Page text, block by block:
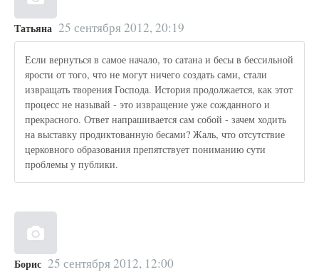
Татьяна 25 сентября 2012, 20:19
Если вернуться в самое начало, то сатана и бесы в бессильной
ярости от того, что не могут ничего создать сами, стали
извращать творения Господа. История продолжается, как этот
процесс не называй - это извращение уже сожданного и
прекрасного. Ответ напрашивается сам собой - зачем ходить
на выставку продиктованную бесами? Жаль, что отсутствие
церковного образования препятствует пониманию сути
проблемы у публики.
Борис 25 сентября 2012, 12:00